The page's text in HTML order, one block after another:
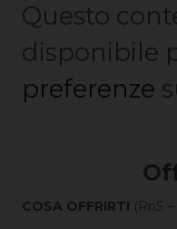
Questo
disponibile
preferenze
COSA OFFRIRTI (RnS